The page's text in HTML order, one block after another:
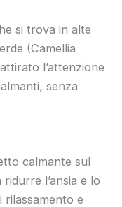
si trova in alte
(Camellia
l’attenzione
senza
calmante sul
l’ansia e lo
e